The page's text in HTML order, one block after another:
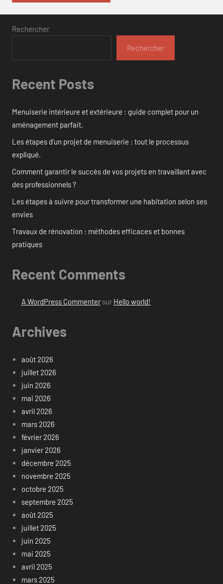
Rechercher
Rechercher
Recent Posts
Menuiserie intérieure et extérieure : guide complet pour un
aménagement parfait.
Les étapes d’un projet de menuiserie : tout le processus
expliqué.
Comment garantir le succès de vos projets en travaillant avec
des professionnels ?
Les étapes à suivre pour transformer une habitation selon ses
envies
Travaux de rénovation : méthodes efficaces et bonnes
pratiques
Recent Comments
A WordPress Commentersur Hello world!
Archives
août 2026
juillet 2026
juin 2026
mai 2026
avril 2026
mars 2026
février 2026
janvier 2026
décembre 2025
novembre 2025
octobre 2025
septembre 2025
août 2025
juillet 2025
juin 2025
mai 2025
avril 2025
mars 2025